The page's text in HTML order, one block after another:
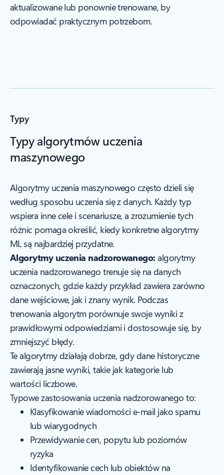
aktualizowane lub ponownie trenowane, by
odpowiadać praktycznym potrzebom.
Typy
Typy algorytmów uczenia
maszynowego
Algorytmy uczenia maszynowego często dzieli się
według sposobu uczenia się z danych. Każdy typ
wspiera inne cele i scenariusze, a zrozumienie tych
różnic pomaga określić, kiedy konkretne algorytmy
ML są najbardziej przydatne.
Algorytmy uczenia nadzorowanego:algorytmy
uczenia nadzorowanego trenuje się na danych
oznaczonych, gdzie każdy przykład zawiera zarówno
dane wejściowe, jak i znany wynik. Podczas
trenowania algorytm porównuje swoje wyniki z
prawidłowymi odpowiedziami i dostosowuje się, by
zmniejszyć błędy.
Te algorytmy działają dobrze, gdy dane historyczne
zawierają jasne wyniki, takie jak kategorie lub
wartości liczbowe.
Typowe zastosowania uczenia nadzorowanego to:
Klasyfikowanie wiadomości e-mail jako spamu
lub wiarygodnych
Przewidywanie cen, popytu lub poziomów
ryzyka
Identyfikowanie cech lub obiektów na